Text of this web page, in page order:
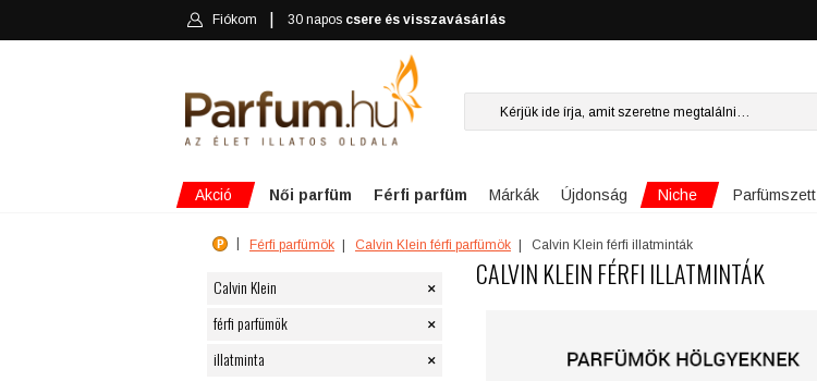
Fiókom 30 napos csere és visszavásárlás
Akció Női parfüm Férfi parfüm Márkák Újdonság Niche Parfümszett
Férfi parfümök Calvin Klein férfi parfümök Calvin Klein férfi illatminták
Calvin Klein ×
férfi parfümök ×
illatminta ×
CALVIN KLEIN FÉRFI ILLATMINTÁK